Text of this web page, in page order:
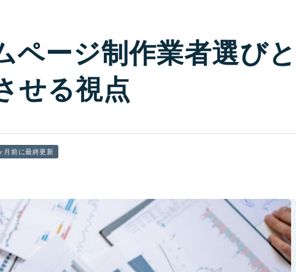
ページ制作業者選びと
せる視点
月前に最終更新